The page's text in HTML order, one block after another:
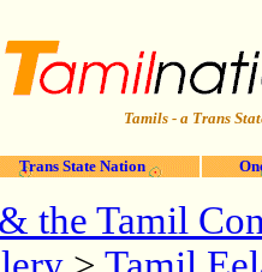
Tamils - a Trans
Trans State Nation
the Tamil